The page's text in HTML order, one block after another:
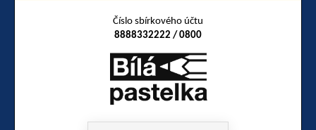
Číslo sbírkového účtu
8888332222 / 0800